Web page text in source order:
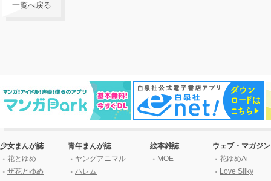
一覧へ戻る
少女まんが誌
花とゆめ
ザ花とゆめ
青年まんが誌
ヤングアニマル
ハレム
絵本雑誌
MOE
ウェブ・マガジン
花ゆめAi
Love Silky